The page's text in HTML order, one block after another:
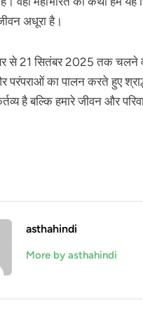
अधूरा है।
से 21 सितंबर 2025 तक चलने
परंपराओं का पालन करते हुए
है बल्कि हमारे जीवन और
asthahindi
More by asthahindi